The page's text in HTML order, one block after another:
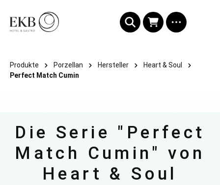
Produkte Porzellan Hersteller
Heart & Soul
Perfect Match Cumin
Die Serie "Perfect
Match Cumin" von
Heart & Soul